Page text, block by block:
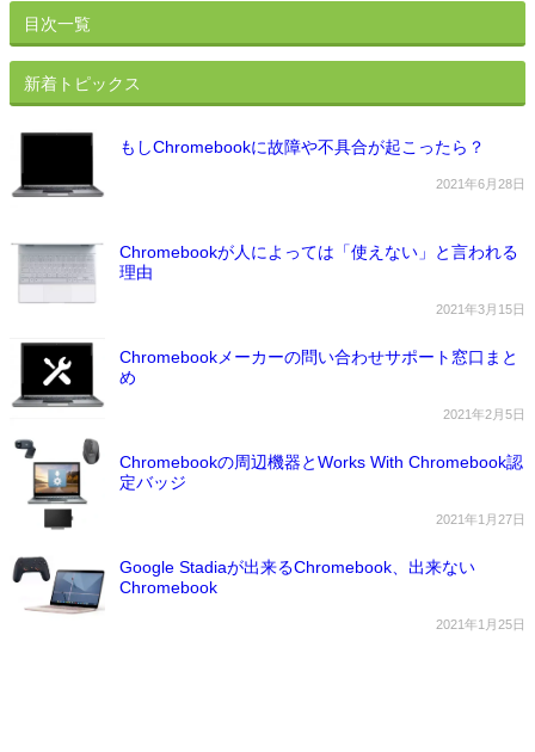
目次一覧
新着トピックス
もしChromebookに故障や不具合が起こったら？
2021年6月28日
Chromebookが人によっては「使えない」と言われる
理由
2021年3月15日
Chromebookメーカーの問い合わせサポート窓口まと
め
2021年2月5日
Chromebookの周辺機器とWorks With Chromebook認
定バッジ
2021年1月27日
Google Stadiaが出来るChromebook、出来ない
Chromebook
2021年1月25日